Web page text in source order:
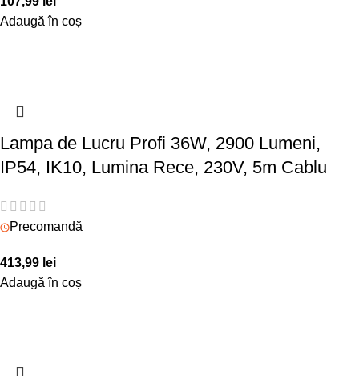
Adaugă în coș
Lampa de Lucru Profi 36W, 2900 Lumeni,
IP54, IK10, Lumina Rece, 230V, 5m Cablu
Precomandă
413,99 lei
Adaugă în coș